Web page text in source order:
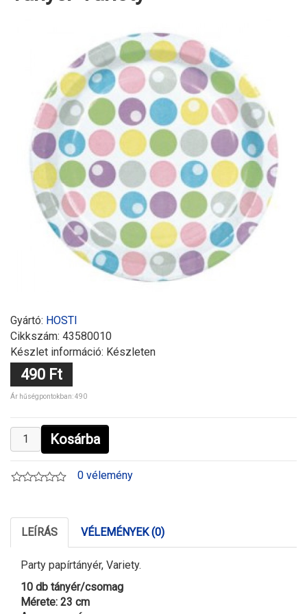
Gyártó: HOSTI
Cikkszám: 43580010
Készlet információ: Készleten
490 Ft
Ár hűségpontokban: 490
Kosárba
0 vélemény
LEÍRÁS VÉLEMÉNYEK (0)
Party papírtányér, Variety.
10 db tányér/csomag
Mérete: 23 cm